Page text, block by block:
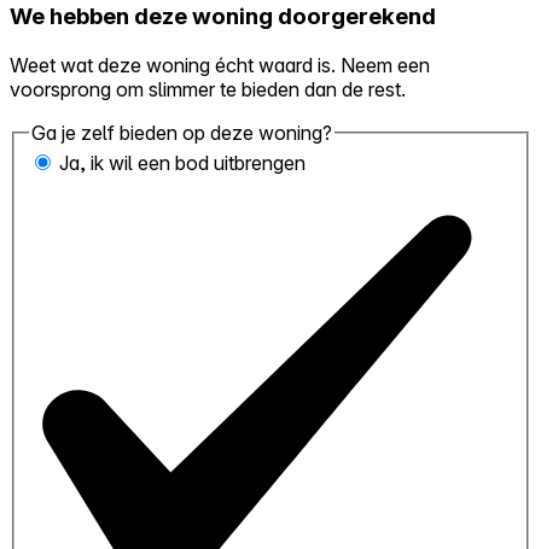
We hebben deze woning doorgerekend
Weet wat deze woning écht waard is. Neem een
voorsprong om slimmer te bieden dan de rest.
Ga je zelf bieden op deze woning?
Ja, ik wil een bod uitbrengen